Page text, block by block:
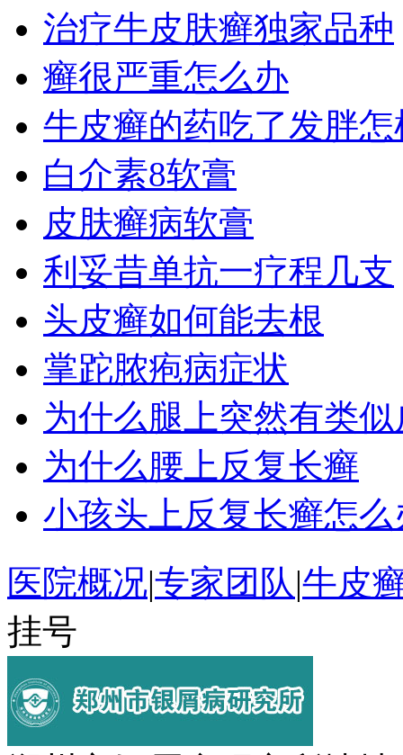
治疗牛皮肤癣独家品种
癣很严重怎么办
牛皮癣的药吃了发胖
白介素8软膏
皮肤癣病软膏
利妥昔单抗一疗程几支
头皮癣如何能去根
掌跎脓疱病症状
为什么腿上突然有类
为什么腰上反复长癣
小孩头上反复长癣怎么
医院概况|专家团队|牛皮
挂号